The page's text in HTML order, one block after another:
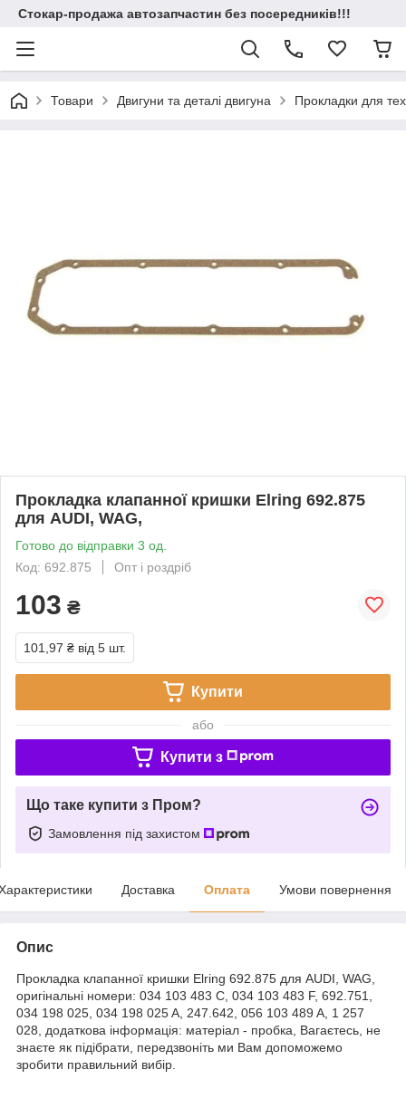
Стокар-продажа автозапчастин без посередників!!!
Товари Двигуни та деталі двигуна Прокладки для
Прокладка клапанної кришки Elring 692.875
для AUDI, WAG,
Готово до відправки 3 од.
Код: 692.875
Опт і роздріб
103 ₴
101,97 ₴ від 5 шт.
Купити
або
Купити з
Що таке купити з Пром?
Замовлення під захистом
Доставка Оплата Умови повернення
Опис
Прокладка клапанної кришки Elring 692.875 для AUDI, WAG,
оригінальні номери: 034 103 483 C, 034 103 483 F, 692.751,
034 198 025, 034 198 025 A, 247.642, 056 103 489 A, 1 257
028, додаткова інформація: матеріал - пробка, Вагаєтесь, не
знаєте як підібрати, передзвоніть ми Вам допоможемо
зробити правильний вибір.